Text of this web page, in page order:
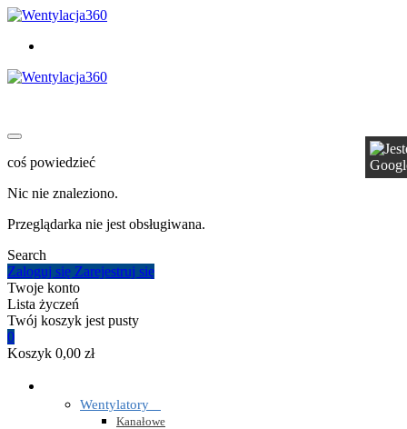
coś powiedzieć
Nic nie znaleziono.
Przeglądarka nie jest obsługiwana.
Search
Zaloguj się Zarejestruj się
Twoje konto
Lista życzeń
Twój koszyk jest pusty
0
Koszyk 0,00 zł
Wentylatory
Kanałowe